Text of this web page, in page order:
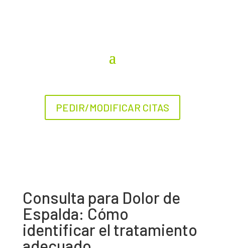
PEDIR/MODIFICAR CITAS
Consulta para Dolor de
Espalda: Cómo
identificar el tratamiento